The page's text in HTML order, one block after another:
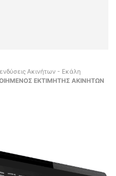
Ακινήτων - Εκάλη
ΕΚΤΙΜΗΤΗΣ ΑΚΙΝΗΤΩΝ